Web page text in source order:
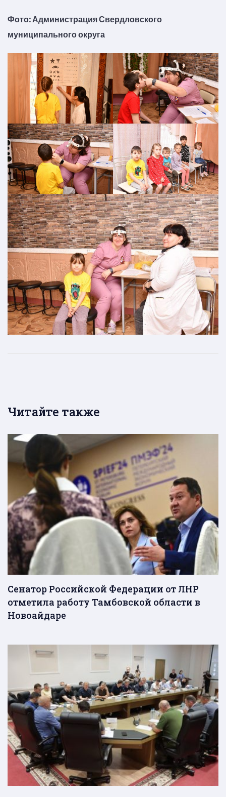
Фото: Администрация Свердловского
муниципального округа
Читайте также
Сенатор Российской Федерации от ЛНР
отметила работу Тамбовской области в
Новоайдаре